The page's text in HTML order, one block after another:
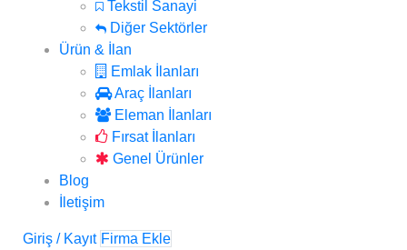
Tekstil Sanayi
Diğer Sektörler
Ürün & İlan
Emlak İlanları
Araç İlanları
Eleman İlanları
Fırsat İlanları
Genel Ürünler
Blog
İletişim
Giriş / Kayıt Firma Ekle